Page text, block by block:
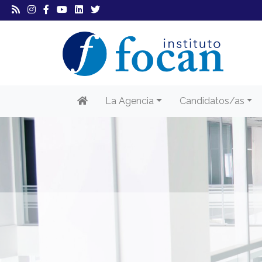
La Agencia Candidatos/as